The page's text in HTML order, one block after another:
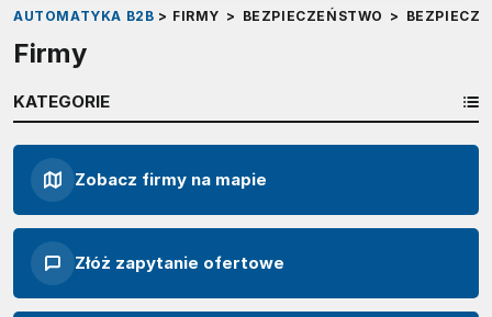
AUTOMATYKA B2B > FIRMY > BEZPIECZEŃSTWO >
Firmy
KATEGORIE
Zobacz firmy na mapie
Złóż zapytanie ofertowe